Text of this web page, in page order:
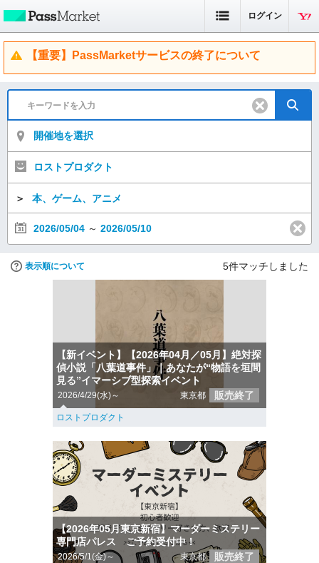
ログイン
【重要】PassMarketサービスの終了について
開催地を選択
ロストプロダクト
＞ 本、ゲーム、アニメ
2026/05/04 ～ 2026/05/10
表示順について 5件マッチしました
【新イベント】【2026年04月／05月】絶対探
偵小説「八葉道事件」｜あなたが“物語を垣間
見る”イマーシブ型探索イベント
2026/4/29(水)～ 東京都 販売終了
ロストプロダクト
【2026年05月東京新宿】マーダーミステリー
専門店パレス ご予約受付中！
2026/5/1(金)～ 東京都 販売終了